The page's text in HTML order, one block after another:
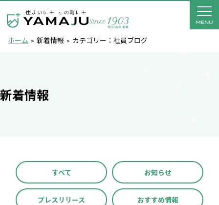
ホーム 新着情報 カテゴリー：社員ブログ
新着情報
すべて お知らせ
プレスリリース おすすめ情報